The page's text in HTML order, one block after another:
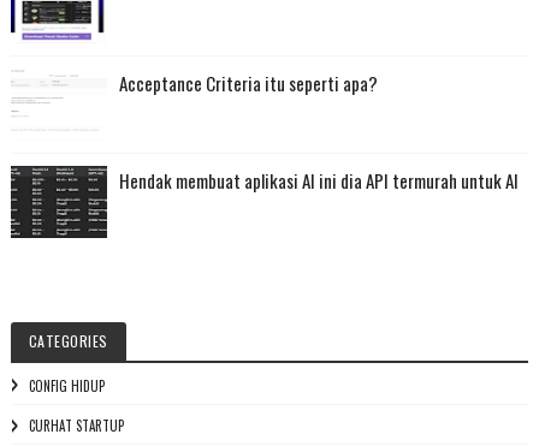
Acceptance Criteria itu seperti apa?
Hendak membuat aplikasi AI ini dia API termurah untuk AI
CATEGORIES
CONFIG HIDUP
CURHAT STARTUP